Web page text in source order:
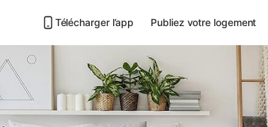
Télécharger l’app Publiez votre logement